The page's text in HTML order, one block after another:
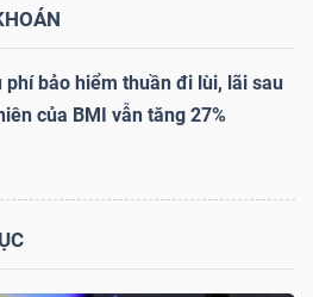
phí bảo hiểm thuần đi lùi, lãi sau
của BMI vẫn tăng 27%